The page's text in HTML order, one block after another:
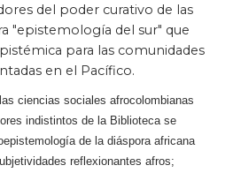
del poder curativo de las
"epistemología del sur" que
para las comunidades
en el Pacífico.
ciencias sociales afrocolombianas
indistintos de la Biblioteca se
de la diáspora africana
reflexionantes afros;